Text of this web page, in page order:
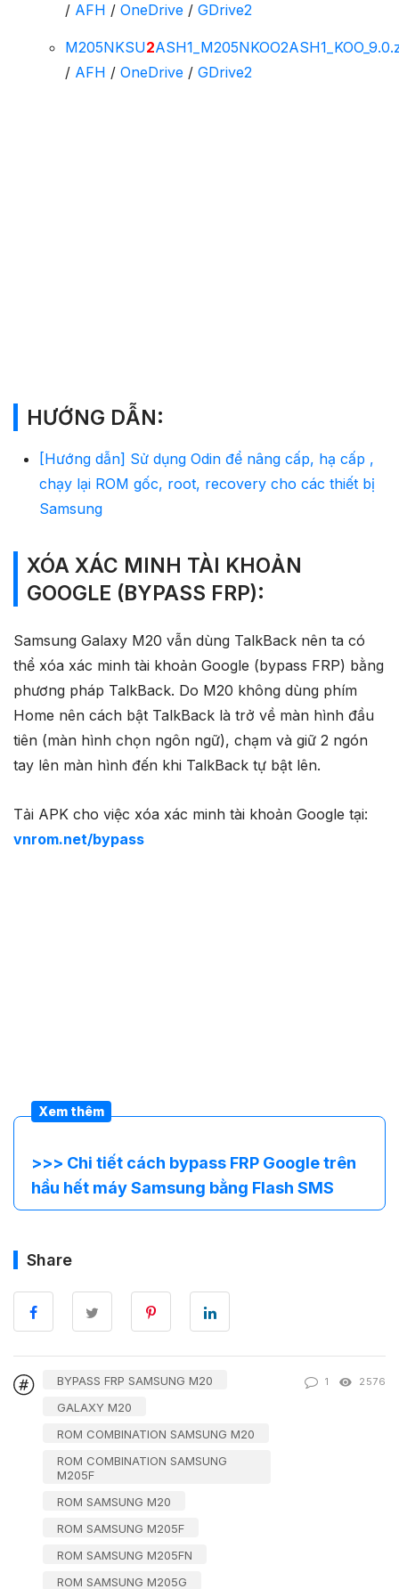
/ AFH / OneDrive/ GDrive2
M205NKSU2
/ AFH / OneDrive/ GDrive2
HƯỚNG DẪN:
[Hướng dẫn] Sử dụng Odin để nâng cấp, hạ cấp ,
chạy lại ROM gốc, root, recovery cho các thiết bị
Samsung
XÓA XÁC MINH TÀI KHOẢN
GOOGLE (BYPASS FRP):
Samsung Galaxy M20 vẫn dùng TalkBack nên ta có
thể xóa xác minh tài khoản Google (bypass FRP) bằng
phương pháp TalkBack. Do M20 không dùng phím
Home nên cách bật TalkBack là trở về màn hình đầu
tiên (màn hình chọn ngôn ngữ), chạm và giữ 2 ngón
tay lên màn hình đến khi TalkBack tự bật lên.
Tải APK cho việc xóa xác minh tài khoản Google tại:
vnrom.net/bypass
Xem thêm
>>> Chi tiết cách bypass FRP Google trên
hầu hết máy Samsung bằng Flash SMS
Share
BYPASS FRP SAMSUNG M20
GALAXY M20
ROM COMBINATION SAMSUNG M20
ROM COMBINATION SAMSUNG
M205F
ROM SAMSUNG M20
ROM SAMSUNG M205F
ROM SAMSUNG M205FN
ROM SAMSUNG M205G
1 2576